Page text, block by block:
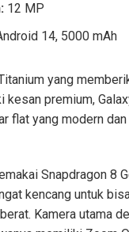
12 MP
14, 5000 mAh
yang
premium,
flat yang modern dan
Snapdragon 8
kencang untuk
Kamera utama